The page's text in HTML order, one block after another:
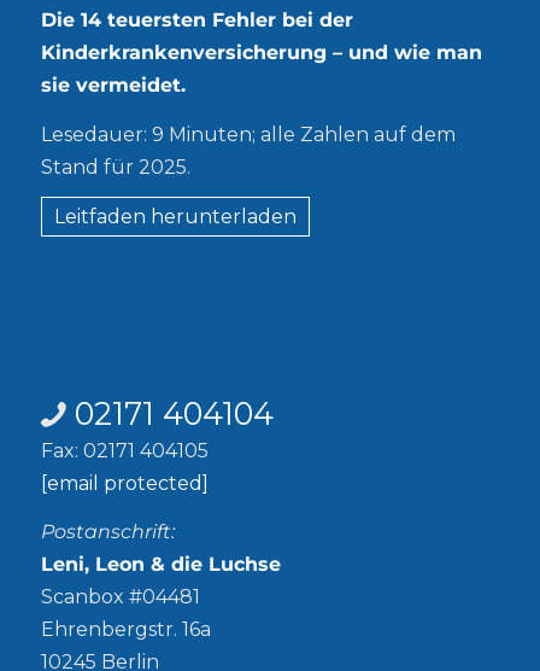
Die 14 teuersten Fehler bei der
Kinderkrankenversicherung – und wie man
sie vermeidet.
Lesedauer: 9 Minuten; alle Zahlen auf dem
Stand für 2025.
Leitfaden herunterladen
02171 404104
Fax: 02171 404105
[email protected]
Postanschrift:
Leni, Leon & die Luchse
Scanbox #04481
Ehrenbergstr. 16a
10245 Berlin